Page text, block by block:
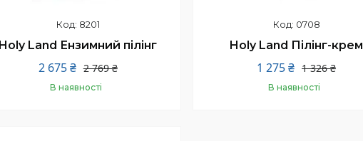
8201
Holy Land Ензимний пілінг
2 769 ₴
2 675 ₴
В наявності
0708
Holy Land Пілінг-крем
1 326 ₴
1 275 ₴
В наявності